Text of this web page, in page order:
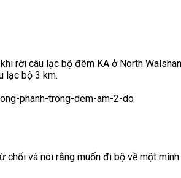
rời câu lạc bộ đêm KA ở North
lạc bộ 3 km.
chối và nói rằng muốn đi bộ về một